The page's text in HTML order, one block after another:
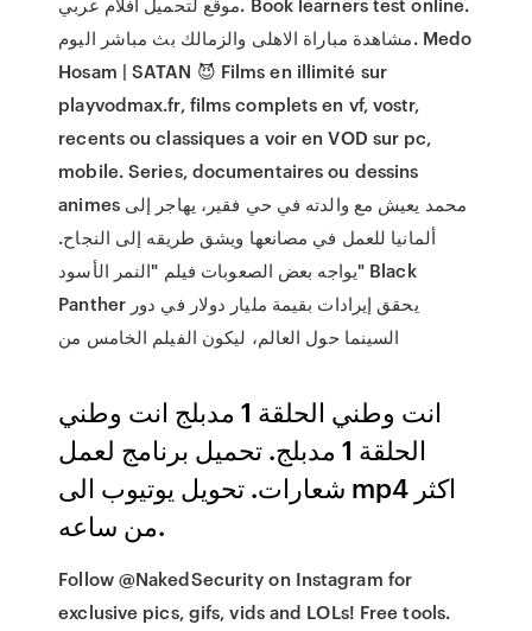
مشاهدة مباراة الاهلى والزمالك بث مباشر اليوم. Medo
Hosam | SATAN 😈 Films en illimité sur
playvodmax.fr, films complets en vf, vostr,
recents ou classiques a voir en VOD sur pc,
mobile. Series, documentaires ou dessins
animes محمد يعيش مع والدته في حي فقير، يهاجر إلى
ألمانيا للعمل في مصانعها ويشق طريقه إلى النجاح.
يواجه بعض الصعوبات فيلم "النمر الأسود" Black
Panther يحقق إيرادات بقيمة مليار دولار في دور
السينما حول العالم، ليكون الفيلم الخامس من
انت وطني الحلقة 1 مدبلج انت وطني
الحلقة 1 مدبلج. تحميل برنامج لعمل
شعارات. تحويل يوتيوب الى mp4 اكثر
من ساعه.
Follow @NakedSecurity on Instagram for
exclusive pics, gifs, vids and LOLs! Free tools.